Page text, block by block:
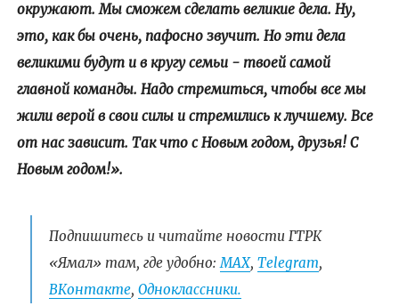
окружают. Мы сможем сделать великие дела. Ну,
это, как бы очень, пафосно звучит. Но эти дела
великими будут и в кругу семьи - твоей самой
главной команды. Надо стремиться, чтобы все мы
жили верой в свои силы и стремились к лучшему. Все
от нас зависит. Так что с Новым годом, друзья! С
Новым годом!».
Подпишитесь и читайте новости ГТРК
«Ямал» там, где удобно: МАХ, Telegram,
ВКонтакте, Одноклассники.